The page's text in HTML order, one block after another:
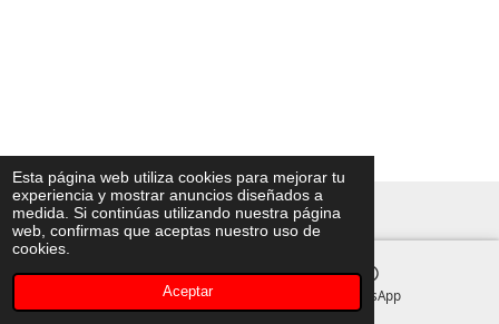
Esta página web utiliza cookies para mejorar tu
experiencia y mostrar anuncios diseñados a
medida. Si continúas utilizando nuestra página
web, confirmas que aceptas nuestro uso de
cookies.
Aceptar
© 2023 - 2026 Akiomoda
Instagram WhatsApp